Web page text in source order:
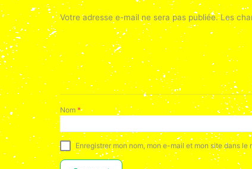
Votre adresse e-mail ne sera pas publiée. Les
Nom *
Enregistrer mon nom, mon e-mail et mon site dans